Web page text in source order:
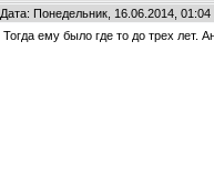
Дата: Понедельник, 16.06.2014,
Тогда ему было где то до трех лет.